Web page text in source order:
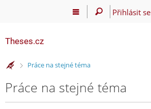
Přihlásit se
Theses.cz
>Práce na stejné téma
Práce na stejné téma